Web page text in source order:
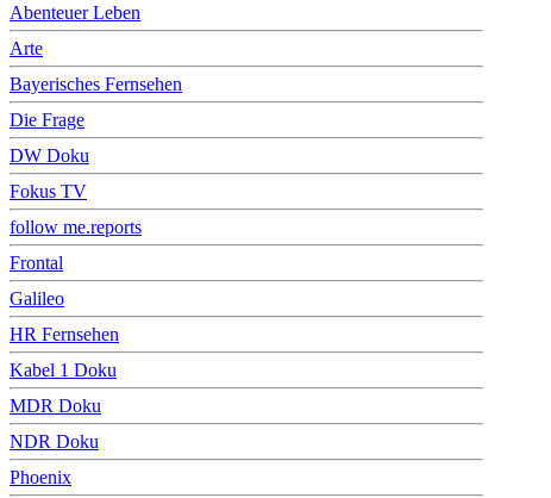
Abenteuer Leben
Arte
Bayerisches Fernsehen
Die Frage
DW Doku
Fokus TV
follow me.reports
Frontal
Galileo
HR Fernsehen
Kabel 1 Doku
MDR Doku
NDR Doku
Phoenix